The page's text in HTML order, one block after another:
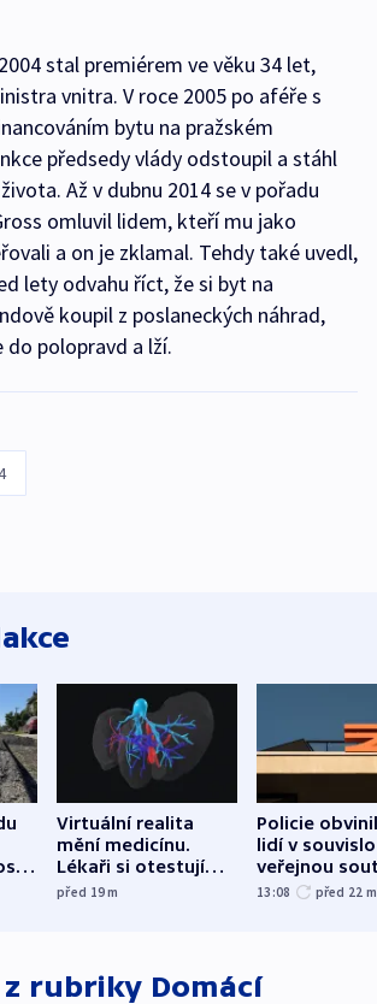
stal premiérem ve věku 34 let,
vnitra. V roce 2005 po aféře s
bytu na pražském
předsedy vlády odstoupil a stáhl
Až v dubnu 2014 se v pořadu
omluvil lidem, kteří mu jako
a on je zklamal. Tehdy také uvedl,
lety odvahu říct, že si byt na
koupil z poslaneckých náhrad,
do polopravd a lží.
Virtuální realita
mění medicínu.
Lékaři si otestují
každý řez, říká
před 19m
Policie
lidí v
veřejnou
Správy
13:08 před 22 m
rubriky Domácí